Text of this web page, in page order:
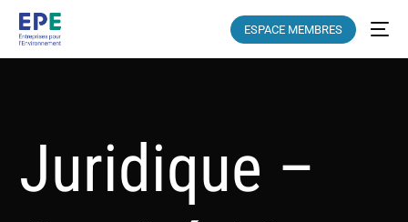
ESPACE MEMBRES
Juridique –